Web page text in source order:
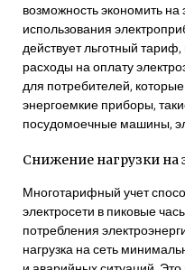
возможность экономить на
использования
действует льготный
расходы на оплату
для потребителей‚
энергоемкие приборы‚
посудомоечные машины‚
Снижение нагрузки на
Многотарифный учет
электросети в пиковые
потребления
нагрузка на сеть